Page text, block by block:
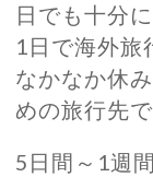
日でも十分
1日で海外旅
なかなか休
めの旅行先で
5日間～1週